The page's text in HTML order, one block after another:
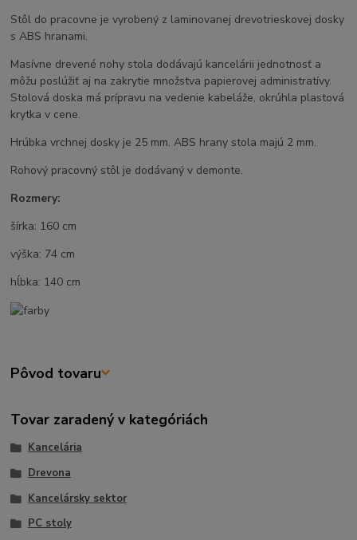
Stôl do pracovne je vyrobený z laminovanej drevotrieskovej dosky
s ABS hranami.
Masívne drevené nohy stola dodávajú kancelárii jednotnosť a
môžu poslúžiť aj na zakrytie množstva papierovej administratívy.
Stolová doska má prípravu na vedenie kabeláže, okrúhla plastová
krytka v cene.
Hrúbka vrchnej dosky je 25 mm. ABS hrany stola majú 2 mm.
Rohový pracovný stôl je dodávaný v demonte.
Rozmery:
šírka: 160 cm
výška: 74 cm
hĺbka: 140 cm
Pôvod tovaru
Tovar zaradený v kategóriách
Kancelária
Drevona
Kancelársky sektor
PC stoly